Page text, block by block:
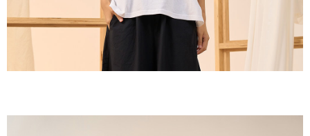
是否繳費成功／繳費後需取消欲退款等相關疑問，請聯繫「AFTEE先享後付
客戶支援中心」https://netprotections.freshdesk.com/support/home
１．透過由恩沛科技股份有限公司提供之「AFTEE先享後付」服務完成之交
易，需依本服務之必要範圍內提供個人資料，並將交易相關給付款項請求債
３．未成年的使用者請事先徵得法定代理人或監護人之同意方可使用
每筆NT$60，滿NT$2,000(含以上)免運費
黑貓宅急便(包裹尺寸60cm以下)
每筆NT$100，滿NT$2,000(含以上)免運費